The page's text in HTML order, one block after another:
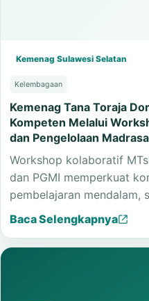
Kemenag Sulawesi Selatan
Kelembagaan
Kemenag Tana Toraja
Kompeten Melalui
dan Pengelolaan
Workshop kolaboratif
dan PGMI memperkuat
pembelajaran